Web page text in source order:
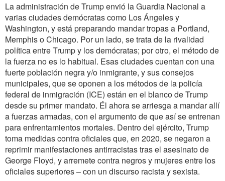
La administración de Trump envió la Guardia Nacional a
varias ciudades demócratas como Los Ángeles y
Washington, y está preparando mandar tropas a Portland,
Memphis o Chicago. Por un lado, se trata de la rivalidad
política entre Trump y los demócratas; por otro, el método de
la fuerza no es lo habitual. Esas ciudades cuentan con una
fuerte población negra y/o inmigrante, y sus consejos
municipales, que se oponen a los métodos de la policía
federal de inmigración (ICE) están en el blanco de Trump
desde su primer mandato. Él ahora se arriesga a mandar allí
a fuerzas armadas, con el argumento de que así se entrenan
para enfrentamientos mortales. Dentro del ejército, Trump
toma medidas contra oficiales que, en 2020, se negaron a
reprimir manifestaciones antirracistas tras el asesinato de
George Floyd, y arremete contra negros y mujeres entre los
oficiales superiores–con un discurso racista y sexista.